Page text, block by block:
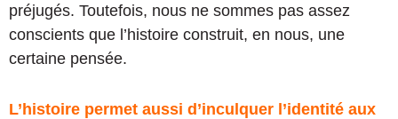
préjugés. Toutefois, nous ne sommes pas assez
conscients que l’histoire construit, en nous, une
certaine pensée.
L’histoire permet aussi d’inculquer l’identité aux